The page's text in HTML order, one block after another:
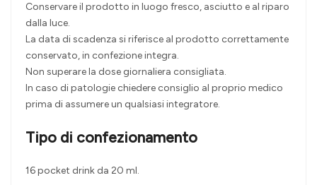
Conservare il prodotto in luogo fresco, asciutto e al riparo
dalla luce.
La data di scadenza si riferisce al prodotto correttamente
conservato, in confezione integra.
Non superare la dose giornaliera consigliata.
In caso di patologie chiedere consiglio al proprio medico
prima di assumere un qualsiasi integratore.
Tipo di confezionamento
16 pocket drink da 20 ml.